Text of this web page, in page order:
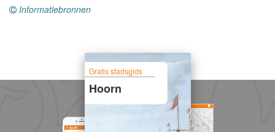
Informatiebronnen
Gratis stadsgids
Hoorn